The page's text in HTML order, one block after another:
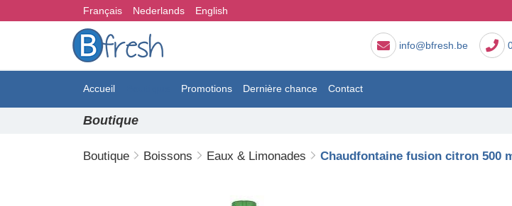
Français Nederlands English
info@bfresh.be
Accueil Promotions Dernière chance Contact
Boutique
Boutique Boissons Eaux & Limonades Chaudfontaine fusion citron 500